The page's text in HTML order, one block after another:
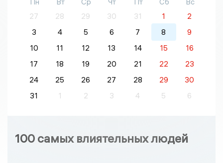
27
28 29 30 31 1
2
3
4 5 6 7 8
9
10
11 12 13 14 15
16
17
18 19 20 21 22
23
24
25 26 27 28 29
30
31
1 2 3 4 5 6
100 самых влиятельных людей